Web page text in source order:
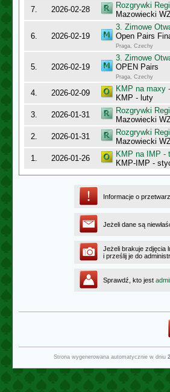
7. 2026-02-28
Rozgrywki
Mazowiecki
6. 2026-02-19
3. Zimowe
Open Pairs
Praga, Czechy
5. 2026-02-19
3. Zimowe
OPEN Pairs
Praga, Czechy
4. 2026-02-09
KMP na maxy
KMP - luty
3.
2026-01-31
Rozgrywki
Mazowiecki
2.
2026-01-31
Rozgrywki
Mazowiecki
1.
2026-01-26
KMP na IMP -
KMP-IMP -
Informacje o
Jeżeli dane są
Jeżeli brakuje zdjęcia
i prześlij je do
Sprawdź, kto jest
Strona wygenerowana automatycznie w dniu